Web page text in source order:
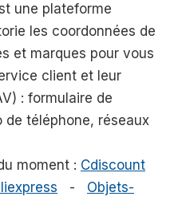
une plateforme
les coordonnées de
et marques pour vous
client et leur
: formulaire de
téléphone, réseaux
moment : Cdiscount
- Objets-